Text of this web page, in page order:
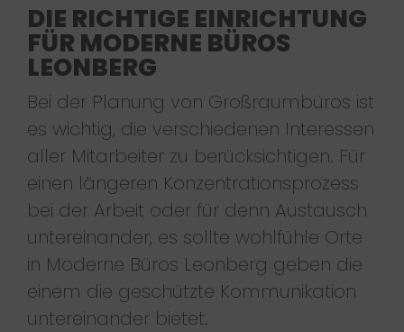
DIE RICHTIGE EINRICHTUNG
FÜR MODERNE BÜROS
LEONBERG
Bei der Planung von Großraumbüros ist
es wichtig, die verschiedenen Interessen
aller Mitarbeiter zu berücksichtigen. Für
einen längeren Konzentrationsprozess
bei der Arbeit oder für denn Austausch
untereinander, es sollte wohlfühle Orte
in Moderne Büros Leonberg geben die
einem die geschützte Kommunikation
untereinander bietet.